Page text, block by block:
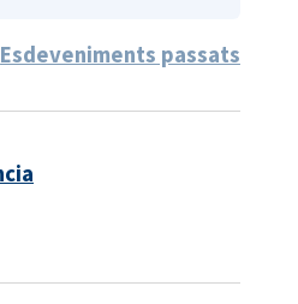
Esdeveniments passats